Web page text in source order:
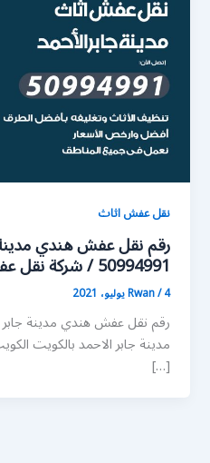
نقل عفش اثاث
رقم نقل عفش هندي
50994991 / شركة نقل عفش أثاث 24 ساعة
Rwan/4 يوليو، 2021
رقم نقل عفش هندي مدينة
مدينة جابر الاحمد بالكويت
[…]